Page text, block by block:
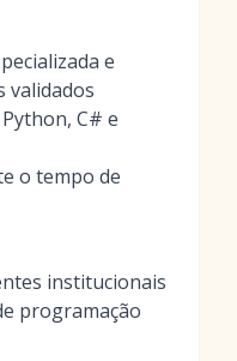
e
validados
C# e
o tempo de
institucionais
programação